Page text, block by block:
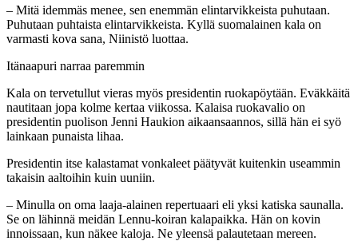
– Mitä idemmäs menee, sen enemmän elintarvikkeista puhutaan.
Puhutaan puhtaista elintarvikkeista. Kyllä suomalainen kala on
varmasti kova sana, Niinistö luottaa.
Itänaapuri narraa paremmin
Kala on tervetullut vieras myös presidentin ruokapöytään. Eväkkäitä
nautitaan jopa kolme kertaa viikossa. Kalaisa ruokavalio on
presidentin puolison Jenni Haukion aikaansaannos, sillä hän ei syö
lainkaan punaista lihaa.
Presidentin itse kalastamat vonkaleet päätyvät kuitenkin useammin
takaisin aaltoihin kuin uuniin.
– Minulla on oma laaja-alainen repertuaari eli yksi katiska saunalla.
Se on lähinnä meidän Lennu-koiran kalapaikka. Hän on kovin
innoissaan, kun näkee kaloja. Ne yleensä palautetaan mereen.